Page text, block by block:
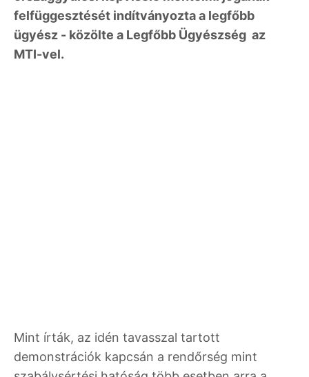
felfüggesztését indítványozta a legfőbb
ügyész - közölte a Legfőbb Ügyészség az
MTI-vel.
Mint írták, az idén tavasszal tartott
demonstrációk kapcsán a rendőrség mint